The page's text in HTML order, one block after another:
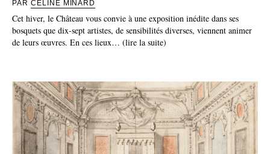
PAR CÉLINE MINARD
Cet hiver, le Château vous convie à une exposition inédite dans ses
bosquets que dix-sept artistes, de sensibilités diverses, viennent animer
de leurs œuvres. En ces lieux… (lire la suite)